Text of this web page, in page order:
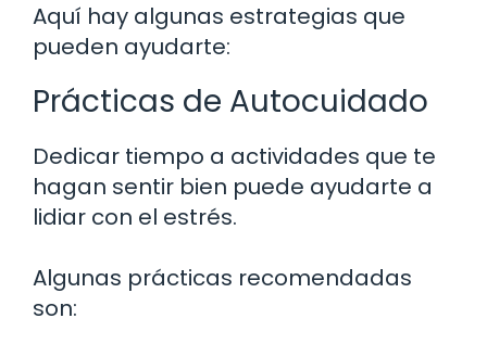
Aquí hay algunas estrategias que
pueden ayudarte:
Prácticas de Autocuidado
Dedicar tiempo a actividades que te
hagan sentir bien puede ayudarte a
lidiar con el estrés.
Algunas prácticas recomendadas
son: